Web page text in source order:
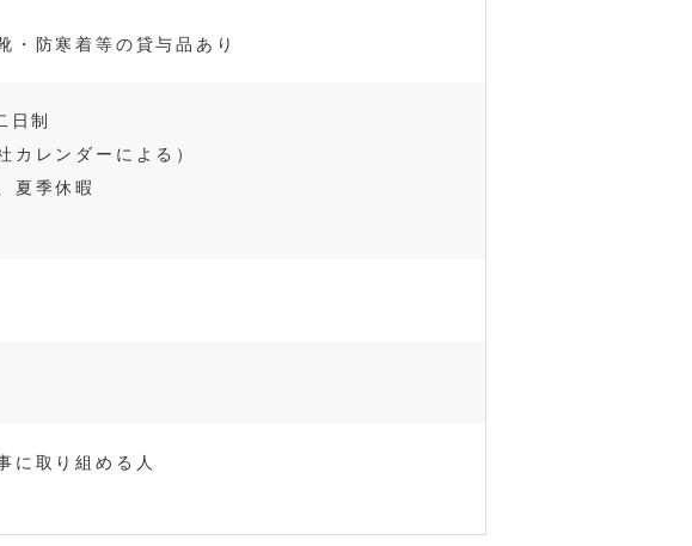
・防寒着等の貸与品あり
日制
カレンダーによる）
夏季休暇
に取り組める人